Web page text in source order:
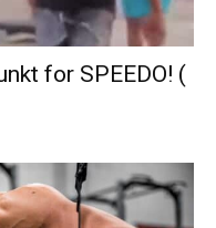
for SPEEDO! (